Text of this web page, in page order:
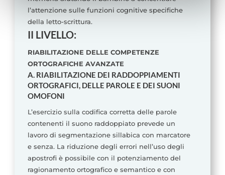
accettare tutti i cookie, rifiutare tutti i cookies o solo quelli
che desideri attivare.
l’attenzione sulle funzioni cognitive specifiche
della letto-scrittura.
II LIVELLO:
RIABILITAZIONE DELLE COMPETENZE
ORTOGRAFICHE AVANZATE
A. RIABILITAZIONE DEI RADDOPPIAMENTI
ORTOGRAFICI, DELLE PAROLE E DEI SUONI
OMOFONI
L’esercizio sulla codifica corretta delle parole
contenenti il suono raddoppiato prevede un
lavoro di segmentazione sillabica con marcatore
e senza. La riduzione degli errori nell’uso degli
apostrofi è possibile con il potenziamento del
ragionamento ortografico e semantico e con